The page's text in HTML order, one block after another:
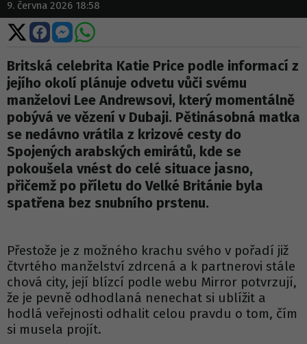
9. června 2026 18:58
Sdílet
na
X
Sdílet
na
Facebooku
Sdílet
na
Messengeru
Sdílet
WhatsApp
Britská celebrita Katie Price podle informací z
jejího okolí plánuje odvetu vůči svému
manželovi Lee Andrewsovi, který momentálně
pobývá ve vězení v Dubaji. Pětinásobná matka
se nedávno vrátila z krizové cesty do
Spojených arabských emirátů, kde se
pokoušela vnést do celé situace jasno,
přičemž po příletu do Velké Británie byla
spatřena bez snubního prstenu.
Přestože je z možného krachu svého v pořadí již
čtvrtého manželství zdrcená a k partnerovi stále
chová city, její blízcí podle webu Mirror potvrzují,
že je pevně odhodlaná nenechat si ublížit a
hodlá veřejnosti odhalit celou pravdu o tom, čím
si musela projít.